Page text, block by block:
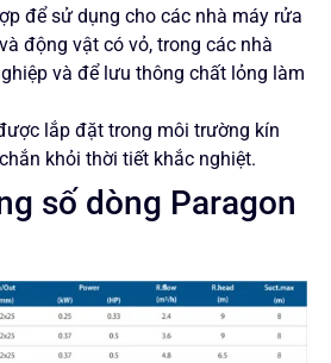
để sử dụng cho các nhà máy rửa
động vật có vỏ, trong các nhà
và để lưu thông chất lỏng làm
lắp đặt trong môi trường kín
khỏi thời tiết khắc nghiệt.
số dòng Paragon